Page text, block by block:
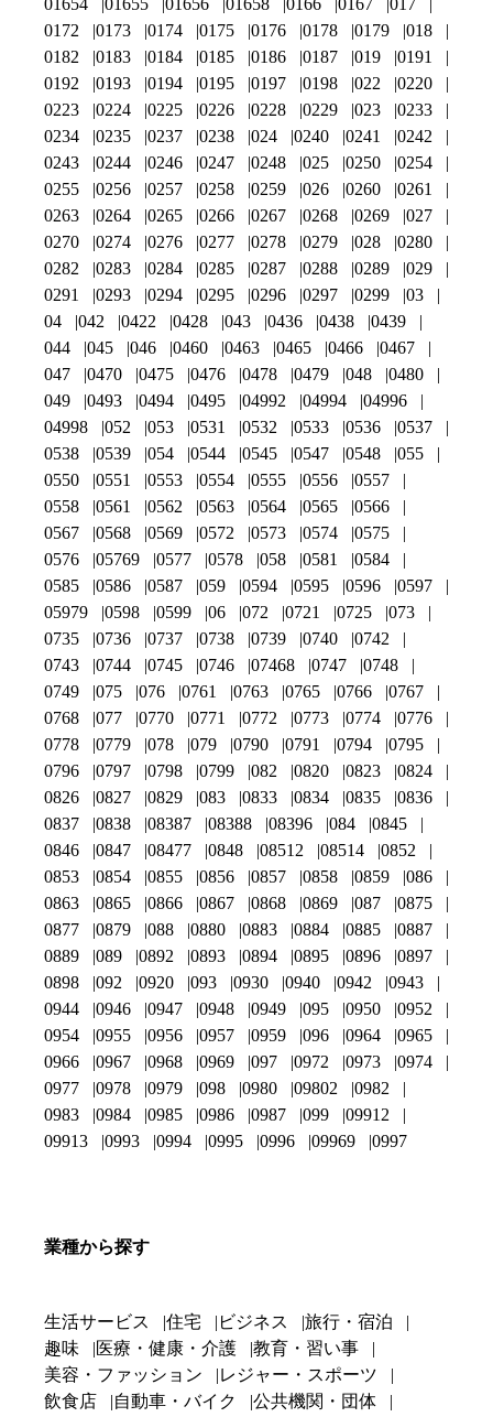
01654 01655 01656 01658 0166 0167
017
0172
0173 0174 0175 0176 0178 0179
018
0182
0183 0184 0185 0186 0187 019
0191
0192
0193 0194 0195 0197 0198 022
0220
0223
0224 0225 0226 0228 0229 023
0233
0234
0235 0237 0238 024 0240 0241
0242
0243
0244 0246 0247 0248 025 0250
0254
0255
0256 0257 0258 0259 026 0260
0261
0263
0264 0265 0266 0267 0268 0269
027
0270
0274 0276 0277 0278 0279 028
0280
0282
0283 0284 0285 0287 0288 0289
029
0291
0293 0294 0295 0296 0297 0299
03
04
042 0422 0428 043 0436 0438
0439
044
045 046 0460 0463 0465 0466
0467
047
0470 0475 0476 0478 0479 048
0480
049
0493 0494 0495 04992 04994
04996
04998
052 053 0531 0532 0533 0536
0537
0538
0539 054 0544 0545 0547 0548
055
0550
0551 0553 0554 0555 0556
0557
0558
0561 0562 0563 0564 0565
0566
0567
0568 0569 0572 0573 0574
0575
0576
05769 0577 0578 058 0581
0584
0585
0586 0587 059 0594 0595 0596
0597
05979
0598 0599 06 072 0721 0725
073
0735
0736 0737 0738 0739 0740
0742
0743
0744 0745 0746 07468 0747
0748
0749
075 076 0761 0763 0765 0766
0767
0768
077 0770 0771 0772 0773 0774
0776
0778
0779 078 079 0790 0791 0794
0795
0796
0797 0798 0799 082 0820 0823
0824
0826
0827 0829 083 0833 0834 0835
0836
0837
0838 08387 08388 08396 084
0845
0846
0847 08477 0848 08512 08514
0852
0853
0854 0855 0856 0857 0858 0859
086
0863
0865 0866 0867 0868 0869 087
0875
0877
0879 088 0880 0883 0884 0885
0887
0889
089 0892 0893 0894 0895 0896
0897
0898
092 0920 093 0930 0940 0942
0943
0944
0946 0947 0948 0949 095 0950
0952
0954
0955 0956 0957 0959 096 0964
0965
0966
0967 0968 0969 097 0972 0973
0974
0977
0978 0979 098 0980 09802
0982
0983
0984 0985 0986 0987 099
09912
09913
0993 0994 0995 0996 09969 0997
業種から探す
生活サービス 住宅 ビジネス
旅行・宿泊
趣味
医療・健康・介護
教育・習い事
美容・ファッション
レジャー・スポーツ
飲食店
自動車・バイク
公共機関・団体